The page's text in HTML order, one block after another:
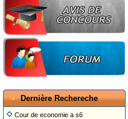
Dernière Rechereche
Cour de economie a s6